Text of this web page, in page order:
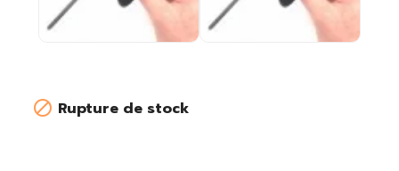
 Rupture de stock